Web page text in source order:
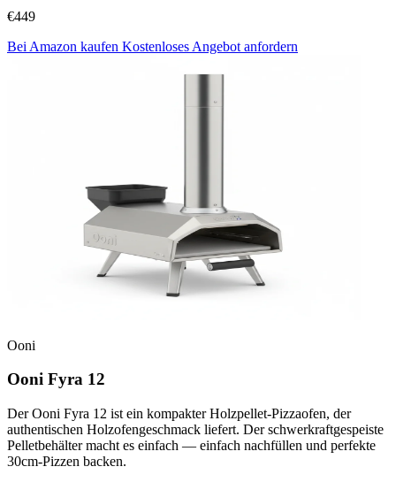
€449
Bei Amazon kaufen Kostenloses Angebot anfordern
Ooni
Ooni Fyra 12
Der Ooni Fyra 12 ist ein kompakter Holzpellet-Pizzaofen, der
authentischen Holzofengeschmack liefert. Der schwerkraftgespeiste
Pelletbehälter macht es einfach — einfach nachfüllen und perfekte
30cm-Pizzen backen.